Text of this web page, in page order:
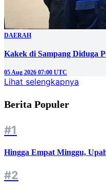
DAERAH
Kakek di Sampang Diduga
05 Aug 2026 07:00 UTC
Lihat selengkapnya
Berita Populer
#1
Hingga Empat Minggu,
#2